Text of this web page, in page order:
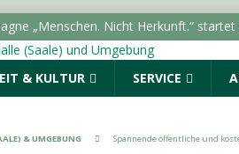
„Menschen. Nicht Herkunft.“
- HALLE (SAALE) & UMGEBUNG
Drei Fragen an die AOK Sachsen-
- HALLE (SAALE) & UMGEBUNG
& KULTUR SERVICE
& UMGEBUNG
Spannende öffentliche und